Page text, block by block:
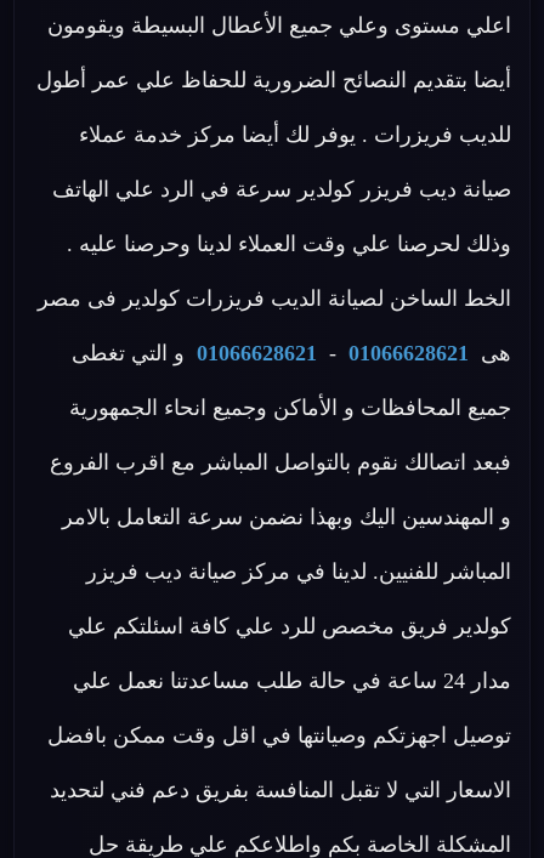
اعلي مستوى وعلي جميع الأعطال البسيطة ويقومون
أيضا بتقديم النصائح الضرورية للحفاظ علي عمر أطول
للديب فريزرات . يوفر لك أيضا مركز خدمة عملاء
صيانة ديب فريزر كولدير سرعة في الرد علي الهاتف
وذلك لحرصنا علي وقت العملاء لدينا وحرصنا عليه .
الخط الساخن لصيانة الديب فريزرات كولدير فى مصر
هى 01066628621
-
01066628621 و التي تغطى
جميع المحافظات و الأماكن وجميع انحاء الجمهورية
فبعد اتصالك نقوم بالتواصل المباشر مع اقرب الفروع
و المهندسين اليك وبهذا نضمن سرعة التعامل بالامر
المباشر للفنيين. لدينا في مركز صيانة ديب فريزر
كولدير فريق مخصص للرد علي كافة اسئلتكم علي
مدار 24 ساعة في حالة طلب مساعدتنا نعمل علي
توصيل اجهزتكم وصيانتها في اقل وقت ممكن بافضل
الاسعار التي لا تقبل المنافسة بفريق دعم فني لتحديد
المشكلة الخاصة بكم واطلاعكم علي طريقة حل